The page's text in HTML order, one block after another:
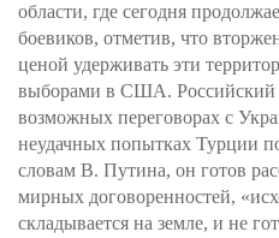
области, где сегодня
боевиков, отметив, что
ценой удерживать эти
выборами в США. Российский
возможных переговорах с
неудачных попытках Турции
словам В. Путина, он готов
мирных договоренностей,
складывается на земле, и не